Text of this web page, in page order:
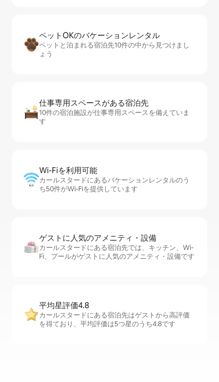
ペットOKのバ⁠ケ⁠ー⁠シ⁠ョ⁠ンレ⁠ン⁠タ⁠ル
ペットと泊まれる宿泊先10件の中から見つけまし
ょう
仕事専用ス⁠ペ⁠ー⁠スがあ⁠る宿⁠泊⁠先
10件の宿泊施設が仕事専用スペースを備えていま
す
Wi-Fiを利⁠用⁠可⁠能
カールスタードにあるバケーションレンタルのう
ち50件がWi-Fiを提供しています
ゲストに人⁠気⁠のア⁠メ⁠ニ⁠テ⁠ィ・設⁠備
カールスタードにある宿泊先では、キッチン、Wi-
Fi、プールがゲストに人気のアメニティ・設備です
平均星評価4.8
カールスタードにある宿泊先はゲストから高評価
を得ており、平均評価は5つ星のうち4.8です